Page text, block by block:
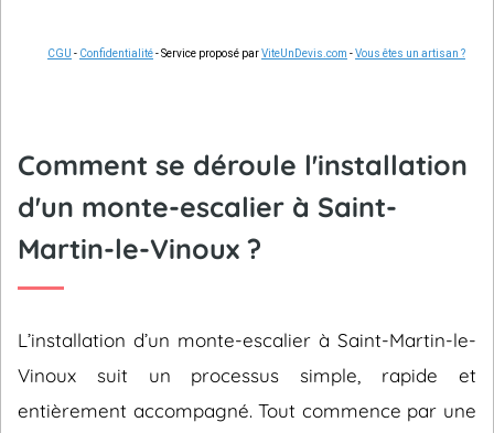
CGU - Confidentialité- Service proposé parViteUnDevis.com -Vous êtes un artisan ?
Comment se déroule l'installation
d'un monte-escalier à Saint-
Martin-le-Vinoux ?
L’installation d’un monte-escalier à Saint-Martin-le-
Vinoux suit un processus simple, rapide et
entièrement accompagné. Tout commence par une